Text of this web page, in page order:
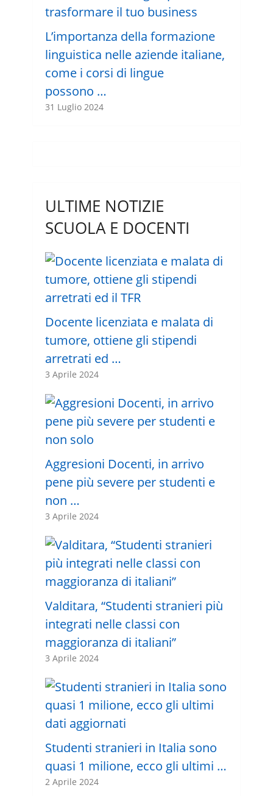
L’importanza della formazione
linguistica nelle aziende italiane,
come i corsi di lingue
possono …
31 Luglio 2024
ULTIME NOTIZIE
SCUOLA E DOCENTI
Docente licenziata e malata di
tumore, ottiene gli stipendi
arretrati ed …
3 Aprile 2024
Aggresioni Docenti, in arrivo
pene più severe per studenti e
non …
3 Aprile 2024
Valditara, “Studenti stranieri più
integrati nelle classi con
maggioranza di italiani”
3 Aprile 2024
Studenti stranieri in Italia sono
quasi 1 milione, ecco gli ultimi …
2 Aprile 2024